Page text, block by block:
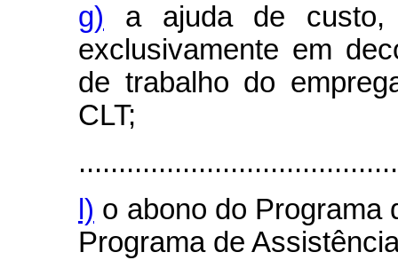
g) a ajuda de custo,
exclusivamente em
de trabalho do
CLT;
l) o abono do Programa
Programa de